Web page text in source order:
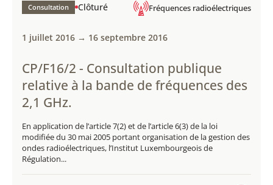
(PDF / 5,9 Mo)
Consultation Clôturé Fréquences radioélectriques
1 juillet 2016 → 16 septembre 2016
CP/F16/2 - Consultation publique
relative à la bande de fréquences des
2,1 GHz.
En application de l’article 7(2) et de l’article 6(3) de la loi
modifiée du 30 mai 2005 portant organisation de la gestion des
ondes radioélectriques, l’Institut Luxembourgeois de
Régulation...